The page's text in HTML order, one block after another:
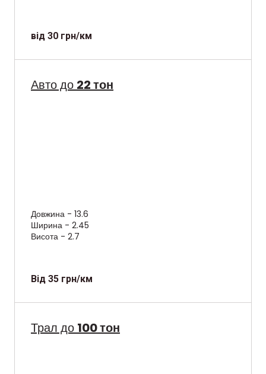
від 30 грн/км
Авто до 22 тон
Довжина - 13.6
Ширина - 2.45
Висота - 2.7
Від 35 грн/км
Трал до 100 тон